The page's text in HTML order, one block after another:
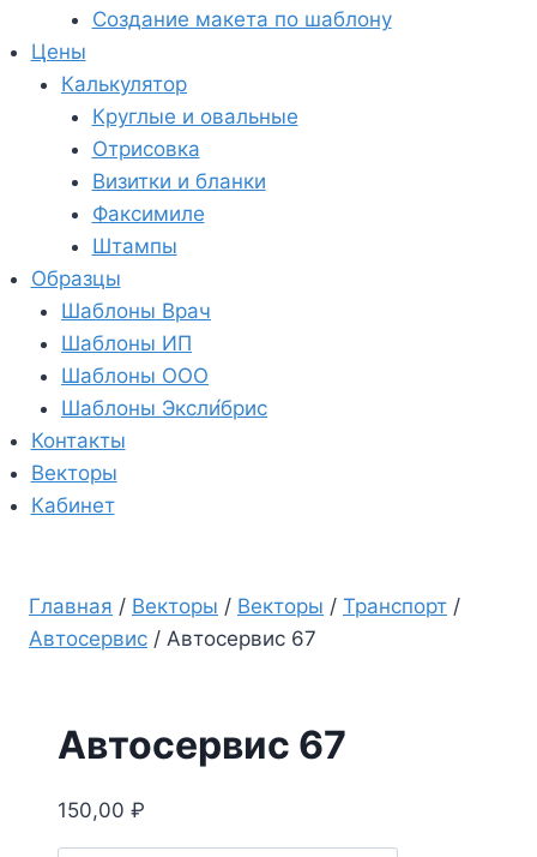
Создание макета по шаблону
Цены
Калькулятор
Круглые и овальные
Отрисовка
Визитки и бланки
Факсимиле
Штампы
Образцы
Шаблоны Врач
Шаблоны ИП
Шаблоны ООО
Шаблоны Эксли́брис
Контакты
Векторы
Кабинет
Главная / Векторы / Векторы / Транспорт /
Автосервис / Автосервис 67
Автосервис 67
150,00 ₽